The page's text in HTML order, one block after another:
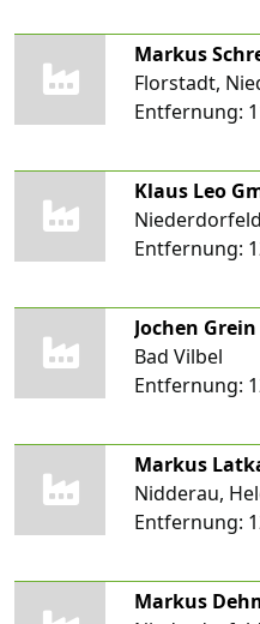
Florstadt,
Entfernung:
Klaus Leo
Entfernung:
Bad Vilbel
Entfernung:
Nidderau,
Entfernung: